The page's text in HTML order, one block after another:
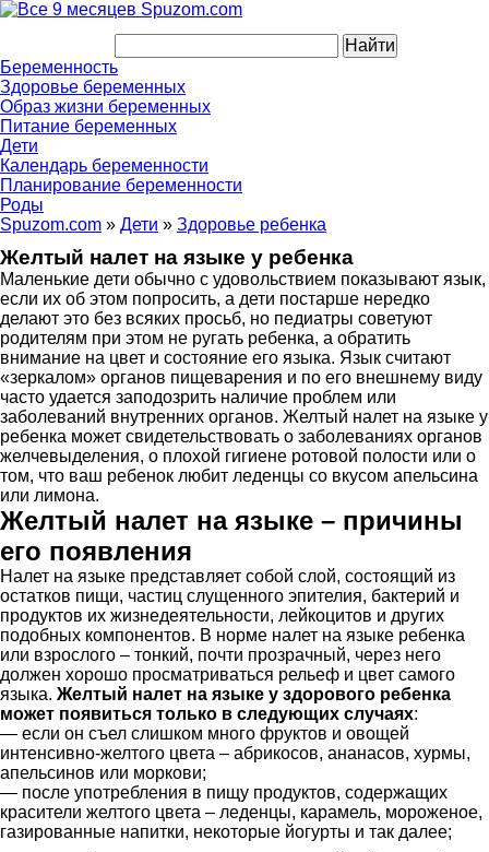
Беременность
Здоровье беременных
Образ жизни беременных
Питание беременных
Дети
Календарь беременности
Планирование беременности
Роды
Spuzom.com » Дети » Здоровье ребенка
Желтый налет на языке у ребенка
Маленькие дети обычно с удовольствием показывают язык,
если их об этом попросить, а дети постарше нередко
делают это без всяких просьб, но педиатры советуют
родителям при этом не ругать ребенка, а обратить
внимание на цвет и состояние его языка. Язык считают
«зеркалом» органов пищеварения и по его внешнему виду
часто удается заподозрить наличие проблем или
заболеваний внутренних органов. Желтый налет на языке у
ребенка может свидетельствовать о заболеваниях органов
желчевыделения, о плохой гигиене ротовой полости или о
том, что ваш ребенок любит леденцы со вкусом апельсина
или лимона.
Желтый налет на языке – причины
его появления
Налет на языке представляет собой слой, состоящий из
остатков пищи, частиц слущенного эпителия, бактерий и
продуктов их жизнедеятельности, лейкоцитов и других
подобных компонентов. В норме налет на языке ребенка
или взрослого – тонкий, почти прозрачный, через него
должен хорошо просматриваться рельеф и цвет самого
языка. Желтый налет на языке у здорового ребенка
может появиться только в следующих случаях:
— если он съел слишком много фруктов и овощей
интенсивно-желтого цвета – абрикосов, ананасов, хурмы,
апельсинов или моркови;
— после употребления в пищу продуктов, содержащих
красители желтого цвета – леденцы, карамель, мороженое,
газированные напитки, некоторые йогурты и так далее;